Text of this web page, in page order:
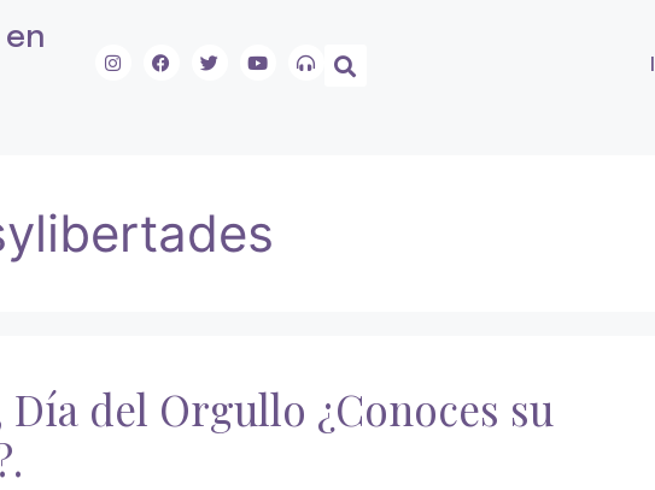
en
Día del Orgullo ¿Conoces su